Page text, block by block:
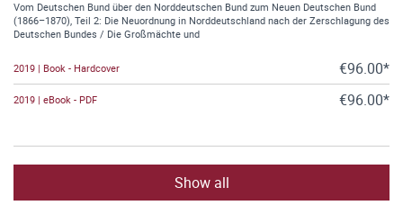
Vom Deutschen Bund über den Norddeutschen Bund zum Neuen Deutschen Bund
(1866–1870), Teil 2: Die Neuordnung in Norddeutschland nach der Zerschlagung des
Deutschen Bundes / Die Großmächte und
2019 | Book - Hardcover €96.00*
2019 | eBook - PDF €96.00*
Show all